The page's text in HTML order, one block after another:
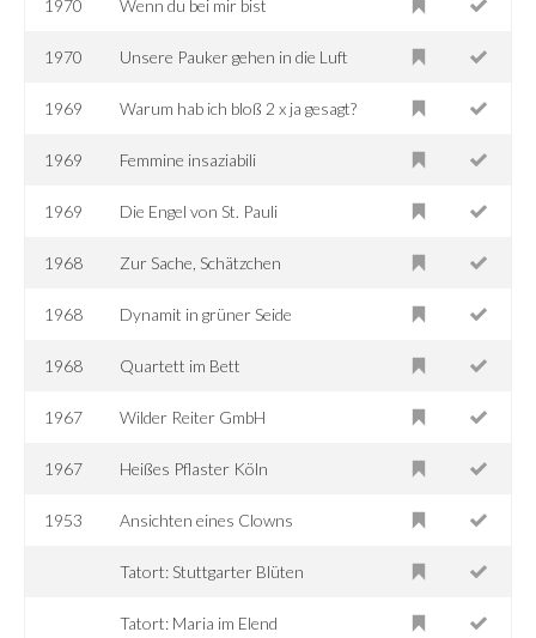
1970 Wenn du bei mir bist
1970 Unsere Pauker gehen in die Luft
1969 Warum hab ich bloß 2 x ja gesagt?
1969 Femmine insaziabili
1969 Die Engel von St. Pauli
1968 Zur Sache, Schätzchen
1968 Dynamit in grüner Seide
1968 Quartett im Bett
1967 Wilder Reiter GmbH
1967 Heißes Pflaster Köln
1953 Ansichten eines Clowns
Tatort: Stuttgarter Blüten
Tatort: Maria im Elend